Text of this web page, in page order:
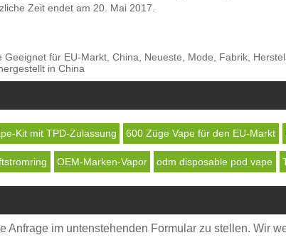
Zeit endet am 20. Mai 2017.
Geeignet für EU-Markt, China, Neueste, Mode, Fabrik,
in China
Kit mit TPD-Zulassung 600 Züge Vape für den EU-Markt
OEM-Marken-Vapor odm disposable pod vape
Anfrage im untenstehenden Formular zu stellen. Wir